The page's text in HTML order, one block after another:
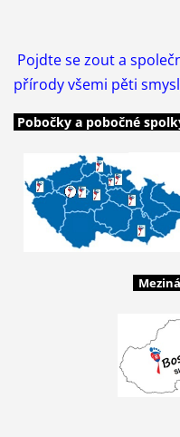
Pojdte se zout a
přírody všemi pěti
Pobočky a pobočné